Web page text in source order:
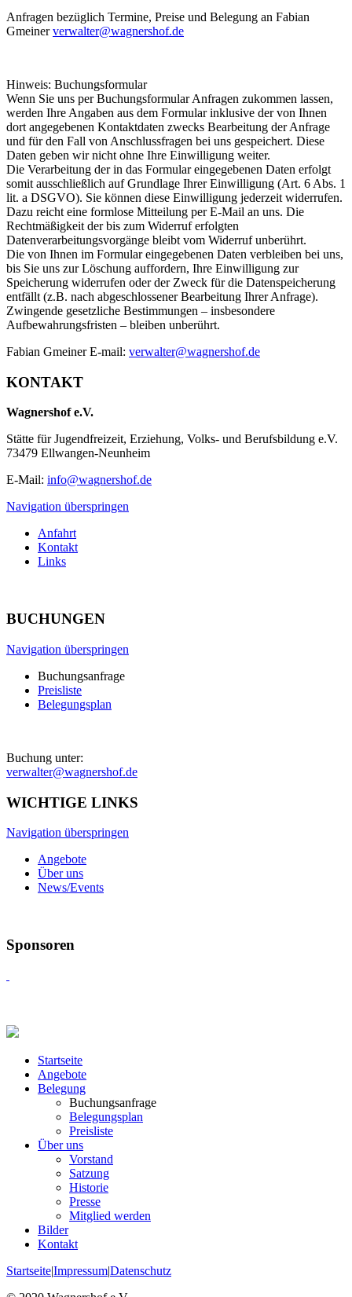
Anfragen bezüglich Termine, Preise und Belegung an Fabian
Gmeinerverwalter@wagnershof.de
Hinweis: Buchungsformular
Wenn Sie uns per Buchungsformular Anfragen zukommen lassen,
werden Ihre Angaben aus dem Formular inklusive der von Ihnen
dort angegebenen Kontaktdaten zwecks Bearbeitung der Anfrage
und für den Fall von Anschlussfragen bei uns gespeichert. Diese
Daten geben wir nicht ohne Ihre Einwilligung weiter.
Die Verarbeitung der in das Formular eingegebenen Daten erfolgt
somit ausschließlich auf Grundlage Ihrer Einwilligung (Art. 6 Abs. 1
lit. a DSGVO). Sie können diese Einwilligung jederzeit widerrufen.
Dazu reicht eine formlose Mitteilung per E-Mail an uns. Die
Rechtmäßigkeit der bis zum Widerruf erfolgten
Datenverarbeitungsvorgänge bleibt vom Widerruf unberührt.
Die von Ihnen im Formular eingegebenen Daten verbleiben bei uns,
bis Sie uns zur Löschung auffordern, Ihre Einwilligung zur
Speicherung widerrufen oder der Zweck für die Datenspeicherung
entfällt (z.B. nach abgeschlossener Bearbeitung Ihrer Anfrage).
Zwingende gesetzliche Bestimmungen – insbesondere
Aufbewahrungsfristen – bleiben unberührt.
Fabian Gmeiner E-mail: verwalter@wagnershof.de
KONTAKT
Wagnershof e.V.
Stätte für Jugendfreizeit, Erziehung, Volks- und Berufsbildung e.V.
73479 Ellwangen-Neunheim
E-Mail: info@wagnershof.de
Navigation überspringen
Anfahrt
Kontakt
Links
BUCHUNGEN
Navigation überspringen
Buchungsanfrage
Preisliste
Belegungsplan
Buchung unter:
verwalter@wagnershof.de
WICHTIGE LINKS
Navigation überspringen
Angebote
Über uns
News/Events
Sponsoren
Startseite
Angebote
Belegung
Buchungsanfrage
Belegungsplan
Preisliste
Über uns
Vorstand
Satzung
Historie
Presse
Mitglied werden
Bilder
Kontakt
Startseite|Impressum|Datenschutz